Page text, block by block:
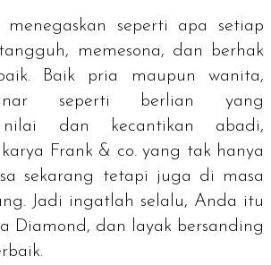
seperti apa setiap
memesona, dan berhak
Baik pria maupun wanita,
seperti berlian yang
nilai dan kecantikan abadi,
Frank & co. yang tak hanya
sekarang tetapi juga di masa
Jadi ingatlah selalu, Anda itu
Diamond , dan layak bersanding